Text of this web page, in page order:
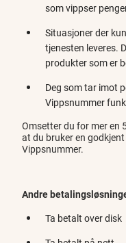
som vippser
Situasjoner der
tjenesten leveres.
produkter som er
Deg som tar imot
Vippsnummer
Omsetter du for mer en
at du bruker en
Vippsnummer.
Andre
Ta betalt over disk